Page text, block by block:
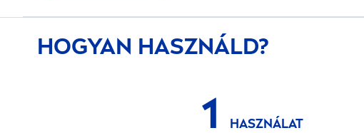
HOGYAN HASZNÁLD?
1
HASZNÁLAT